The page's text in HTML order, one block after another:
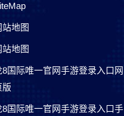
站地图
站地图
8国际唯一官网手游登录入口网
版
8国际唯一官网手游登录入口手